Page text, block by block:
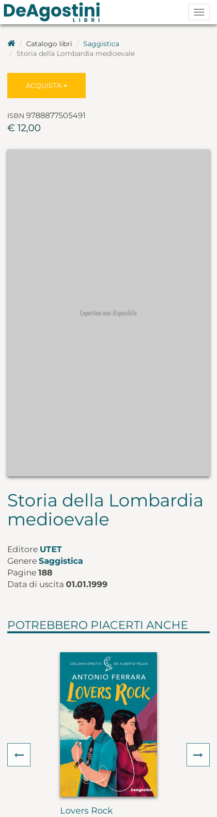
Catalogo libri
Saggistica
Storia della Lombardia medioevale
ACQUISTA
ISBN 9788877505491
€ 12,00
Storia della Lombardia
medioevale
Editore UTET
Genere Saggistica
Pagine 188
Data di uscita 01.01.1999
POTREBBERO PIACERTI ANCHE
Lovers Rock
Previous